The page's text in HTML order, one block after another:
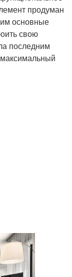
продуман
основные
свою
последним